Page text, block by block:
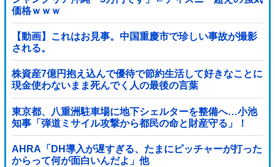
価格ｗｗｗ
【動画】これはお見事。中国重慶市で珍しい事故が撮影
される。
株資産7億円抱え込んで優待で節約生活して好きなことに
現金使わないまま死んでく人の最後の言葉
東京都、八重洲駐車場に地下シェルターを整備へ…小池
知事「弾道ミサイル攻撃から都民の命と財産守る」！
AHRA「DH導入が遅すぎる、たまにピッチャーが打った
からって何が面白いんだよ」他